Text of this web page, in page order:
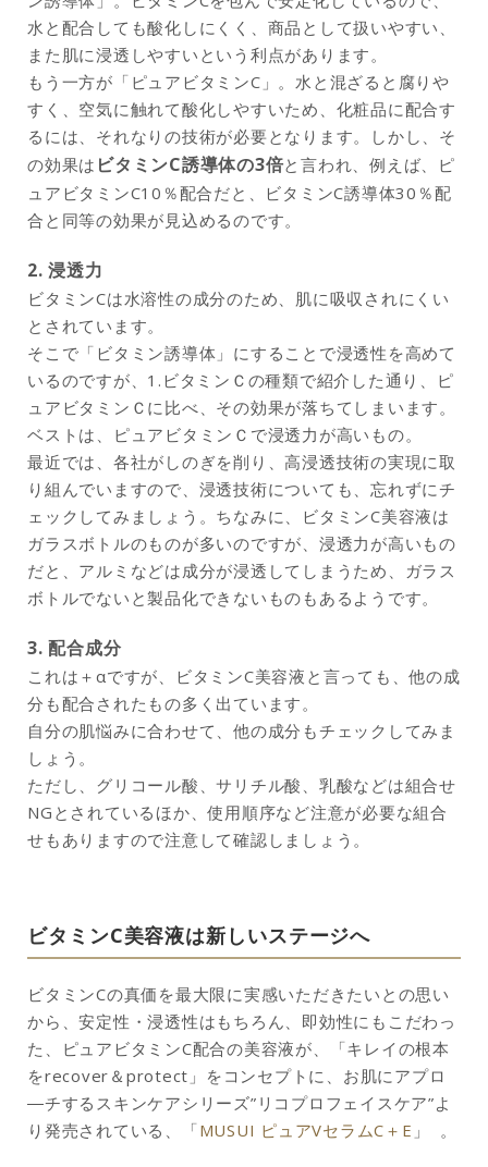
水と配合しても酸化しにくく、商品として扱いやすい、
また肌に浸透しやすいという利点があります。
もう一方が「ピュアビタミンC」。水と混ざると腐りや
すく、空気に触れて酸化しやすいため、化粧品に配合す
るには、それなりの技術が必要となります。しかし、そ
の効果は ビタミンC誘導体の3倍と言われ、例えば、ピ
ュアビタミンC10％配合だと、ビタミンC誘導体30％配
合と同等の効果が見込めるのです。
2. 浸透力
ビタミンCは水溶性の成分のため、肌に吸収されにくい
とされています。
そこで「ビタミン誘導体」にすることで浸透性を高めて
いるのですが、1.ビタミンＣの種類で紹介した通り、ピ
ュアビタミンＣに比べ、その効果が落ちてしまいます。
ベストは、ピュアビタミンＣで浸透力が高いもの。
最近では、各社がしのぎを削り、高浸透技術の実現に取
り組んでいますので、浸透技術についても、忘れずにチ
ェックしてみましょう。ちなみに、ビタミンC美容液は
ガラスボトルのものが多いのですが、浸透力が高いもの
だと、アルミなどは成分が浸透してしまうため、ガラス
ボトルでないと製品化できないものもあるようです。
3. 配合成分
これは＋αですが、ビタミンC美容液と言っても、他の成
分も配合されたもの多く出ています。
自分の肌悩みに合わせて、他の成分もチェックしてみま
しょう。
ただし、グリコール酸、サリチル酸、乳酸などは組合せ
NGとされているほか、使用順序など注意が必要な組合
せもありますので注意して確認しましょう。
ビタミンC美容液は新しいステージへ
ビタミンCの真価を最大限に実感いただきたいとの思い
から、安定性・浸透性はもちろん、即効性にもこだわっ
た、ピュアビタミンC配合の美容液が、「キレイの根本
をrecover＆protect」をコンセプトに、お肌にアプロ
―チするスキンケアシリーズ”リコプロフェイスケア”よ
り発売されている、「MUSUI ピュアVセラムC＋E 」 。